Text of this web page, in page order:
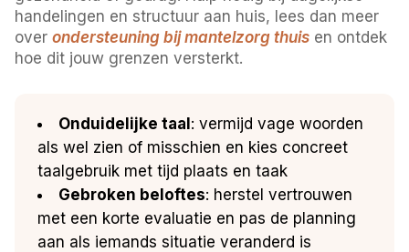
handelingen en structuur aan huis, lees dan meer
overondersteuning bij mantelzorg thuis en ontdek
hoe dit jouw grenzen versterkt.
Onduidelijke taal: vermijd vage woorden
als wel zien of misschien en kies concreet
taalgebruik met tijd plaats en taak
Gebroken beloftes: herstel vertrouwen
met een korte evaluatie en pas de planning
aan als iemands situatie veranderd is